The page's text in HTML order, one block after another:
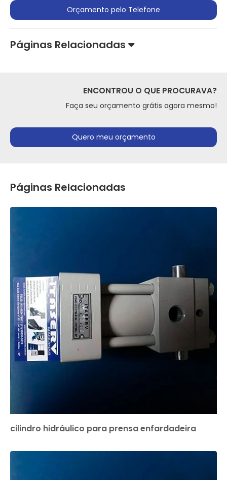
Orçamento pelo Telefone
Páginas Relacionadas
ENCONTROU O QUE PROCURAVA?
Faça seu orçamento grátis agora mesmo!
Quero meu orçamento
Páginas Relacionadas
cilindro hidráulico para prensa enfardadeira